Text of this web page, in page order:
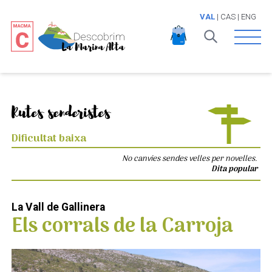
VAL| CAS| ENG
Open
Rutes senderistes
Dificultat baixa
No canvies sendes velles per novelles.
Dita popular
La Vall de Gallinera
Els corrals de la Carroja